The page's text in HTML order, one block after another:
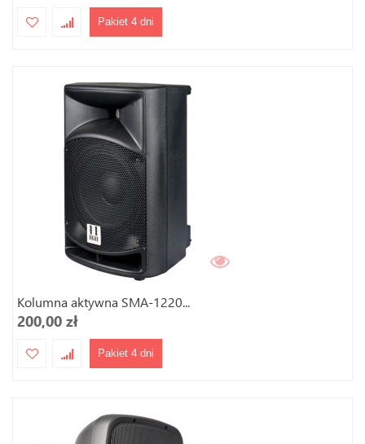
Pakiet 4 dni
Kolumna aktywna SMA-1220...
200,00 zł
Pakiet 4 dni